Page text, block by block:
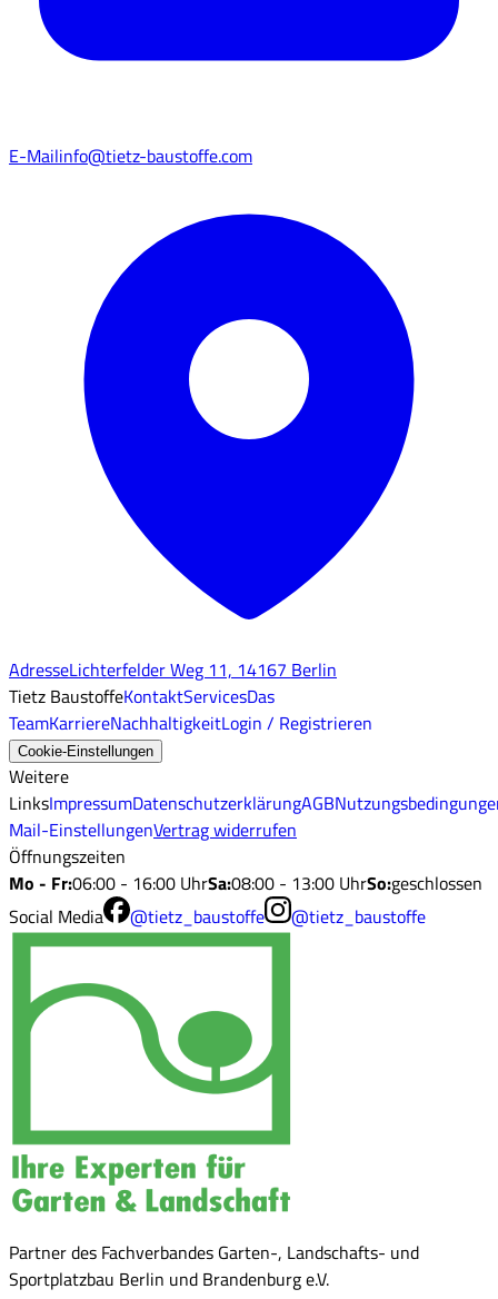
E-Mailinfo@tietz-baustoffe.com
AdresseLichterfelder Weg 11, 14167 Berlin
Tietz BaustoffeKontaktServicesDas
TeamKarriereNachhaltigkeitLogin / Registrieren
Cookie-Einstellungen
Weitere
LinksImpressumDatenschutzerklärungAGB
Mail-EinstellungenVertrag widerrufen
Öffnungszeiten
Mo - Fr:06:00 - 16:00 UhrSa:08:00 - 13:00 UhrSo:geschlossen
Social Media
@tietz_baustoffe @tietz_baustoffe
Partner des Fachverbandes Garten-, Landschafts- und
Sportplatzbau Berlin und Brandenburg e.V.